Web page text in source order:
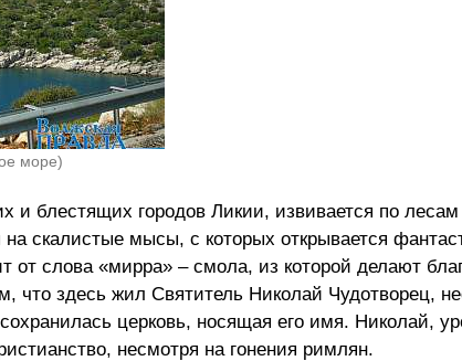
море)
блестящих городов Ликии, извивается по
скалистые мысы, с которых открывается
от слова «мирра» – смола, из которой делают
что здесь жил Святитель Николай Чудотворец,
церковь, носящая его имя. Николай,
несмотря на гонения римлян.